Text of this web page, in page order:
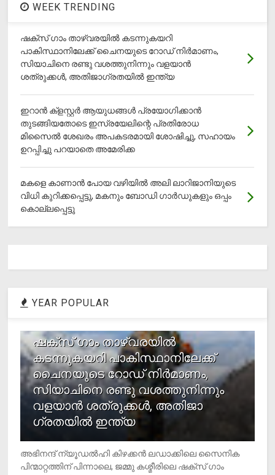
WEEK TRENDING
ഷക്സ് ​ഗാം താഴ്‌വരയിൽ കടന്നുകയറി
പാകിസ്ഥാനിലേക്ക് ചൈനയുടെ റോഡ് നിർമാണം,
സിയാചിനെ രണ്ടു വശത്തുനിന്നും വളയാൻ
ശത്രുക്കൾ, അതിജാ​ഗ്രതയിൽ ഇന്ത്യ
ഇറാന്‍ ക്‌ളസ്റ്റര്‍ ആയുധങ്ങള്‍ പ്രയോഗിക്കാന്‍
തുടങ്ങിയതോടെ ഇസ്രയേലിന്റെ പ്രതിരോധ
മിസൈല്‍ ശേഖരം അപകടരമായി ശോഷിച്ചു, സഹായം
ഉറപ്പിച്ചു പറയാതെ അമേരിക്ക
മകളെ കാണാന്‍ പോയ വഴിയില്‍ അലി ലാറിജാനിയുടെ
വിധി കുറിക്കപ്പെട്ടു, മകനും ബോഡി ഗാര്‍ഡുകളും ഒപ്പം
കൊല്ലപ്പെട്ടു
YEAR POPULAR
ഷക്സ് ​ഗാം താഴ്‌വരയിൽ
കടന്നുകയറി പാകിസ്ഥാനിലേക്ക്
ചൈനയുടെ റോഡ് നിർമാണം,
സിയാചിനെ രണ്ടു വശത്തുനിന്നും
വളയാൻ ശത്രുക്കൾ, അതിജാ​
ഗ്രതയിൽ ഇന്ത്യ
അഭിനന്ദ് ന്യൂഡൽഹി കിഴക്കൻ ലഡാക്കിലെ സൈനിക
പിന്മാറ്റത്തിന് പിന്നാലെ, ജമ്മു കശ്മീരിലെ ഷക്സ് ​ഗാം